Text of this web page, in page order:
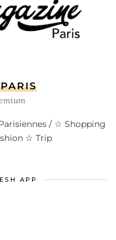
/ ☆ Shopping
☆ Trip
APP